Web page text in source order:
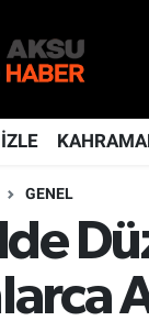
GENEL
Vakitleri
Puan Durumu